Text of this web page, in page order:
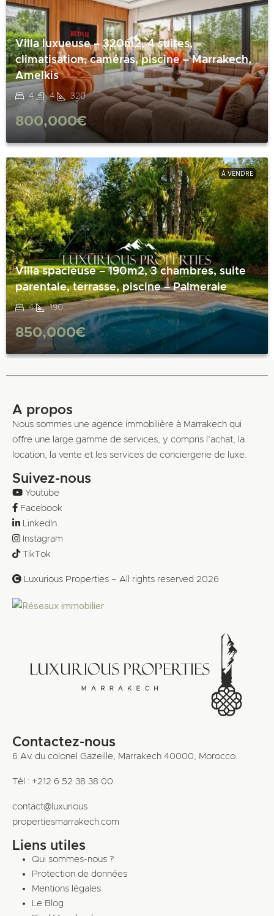
Villa luxueuse – 320m2, 4 suites,
climatisation, caméras, piscine – Marrakech,
Amelkis
4 4 320
800,000€
À VENDRE
Villa spacieuse – 190m2, 3 chambres, suite
parentale, terrasse, piscine – Palmeraie
4 190
850,000€
A propos
Nous sommes une agence immobilière à Marrakech qui
offre une large gamme de services, y compris l’achat, la
location, la vente et les services de conciergerie de luxe.
Suivez-nous
Youtube
Facebook
LinkedIn
Instagram
TikTok
Luxurious Properties – All rights reserved 2026
Contactez-nous
6 Av. du colonel Gazeille, Marrakech 40000, Morocco.
Tél : +212 6 52 38 38 00
contact@luxurious
propertiesmarrakech.com
Liens utiles
Qui sommes-nous ?
Protection de données
Mentions légales
Le Blog